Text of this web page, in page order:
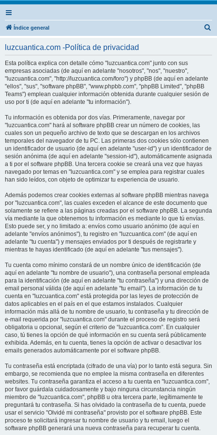
Índice general
luzcuantica.com -Política de privacidad
Esta política explica con detalle cómo "luzcuantica.com" junto con sus
empresas asociadas (de aquí en adelante "nosotros", "nos", "nuestro",
"luzcuantica.com", "http://luzcuantica.com/foro") y phpBB (de aquí en adelante
"ellos", "sus", "software phpBB", "www.phpbb.com", "phpBB Limited", "phpBB
Teams") emplean cualquier información obtenida durante cualquier sesión de
uso por ti (de aquí en adelante "tu información").
Tu información es obtenida por dos vías. Primeramente, navegar por
"luzcuantica.com" hará al software phpBB crear un número de cookies, las
cuales son un pequeño archivo de texto que se descargan en los archivos
temporales del navegador de tu PC. Las primeras dos cookies sólo contienen
un identificador de usuario (de aquí en adelante "user-id") y un identificador de
sesión anónima (de aquí en adelante "session-id"), automáticamente asignada
a ti por el software phpBB. Una tercera cookie se creará una vez que hayas
navegado por temas en "luzcuantica.com" y se emplea para registrar cuales
han sido leídos, con objeto de optimizar tu experiencia de usuario.
Además podemos crear cookies externas al software phpBB mientras navega
por "luzcuantica.com", las cuales exceden el alcance de este documento que
solamente se refiere a las páginas creadas por el software phpBB. La segunda
vía mediante la que obtenemos tu información es mediante lo que tú envías.
Esto puede ser, y no limitado a: envíos como usuario anónimo (de aquí en
adelante "envíos anónimos"), tu registro en "luzcuantica.com" (de aquí en
adelante "tu cuenta") y mensajes enviados por ti después de registrarte y
mientras te hayas identificado (de aquí en adelante "tus mensajes").
Tu cuenta como mínimo constará de un nombre único de identificación (de
aquí en adelante "tu nombre de usuario"), una contraseña personal empleada
para la identificación (de aquí en adelante "tu contraseña") y una dirección de
email personal válida (de aquí en adelante "tu email"). La información de tu
cuenta en "luzcuantica.com" está protegida por las leyes de protección de
datos aplicables en el país en el que estamos instalados. Cualquier
información más allá de tu nombre de usuario, tu contraseña y tu dirección de
e-mail requerida por "luzcuantica.com" durante el proceso de registro será
obligatoria u opcional, según el criterio de “luzcuantica.com”. En cualquier
caso, tú tienes la opción de qué información en su cuenta será públicamente
exhibida. Además, en tu cuenta, tienes la opción de activar o desactivar los
emails generados automáticamente por el software phpBB.
Tu contraseña está encriptada (cifrado de una vía) por lo tanto está segura. Sin
embargo, se recomienda que no emplee la misma contraseña en diferentes
websites. Tu contraseña garantiza el acceso a tu cuenta en "luzcuantica.com",
por favor guárdala cuidadosamente y bajo ninguna circunstancia ningún
miembro de "luzcuantica.com", phpBB u otra tercera parte, legítimamente te
preguntará tu contraseña. Si has olvidado la contraseña de tu cuenta, puede
usar el servicio "Olvidé mi contraseña" provisto por el software phpBB. Este
proceso te solicitará ingresar tu nombre de usuario y tu email, luego el
software phpBB generará una nueva contraseña para recuperar tu cuenta.